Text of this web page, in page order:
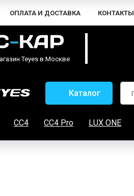
ОПЛАТА И ДОСТАВКА КОНТАКТЫ
Teyes в Москве
Каталог
CC4 CC4 Pro LUX ONE